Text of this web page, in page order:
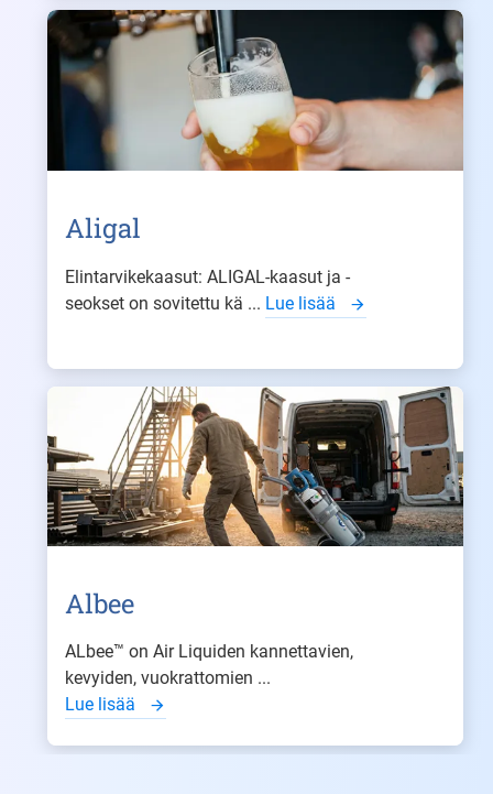
Aligal
Elintarvikekaasut: ALIGAL-kaasut ja -
seokset on sovitettu kä ... Lue lisää
Albee
ALbee™ on Air Liquiden kannettavien,
kevyiden, vuokrattomien ...
Lue lisää